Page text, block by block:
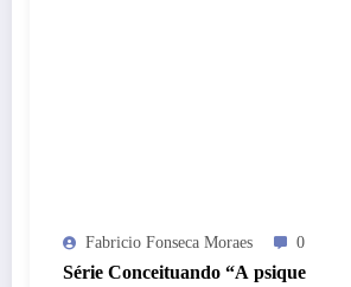
Fabricio Fonseca Moraes 0
Série Conceituando “A psique